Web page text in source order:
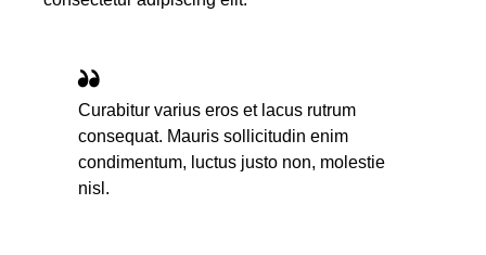
Curabitur varius eros et lacus rutrum
consequat. Mauris sollicitudin enim
condimentum, luctus justo non, molestie
nisl.